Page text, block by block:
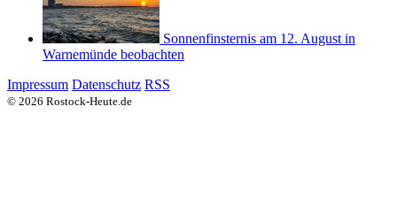
Sonnenfinsternis am 12. August in
Warnemünde beobachten
Impressum Datenschutz RSS
© 2026 Rostock-Heute.de